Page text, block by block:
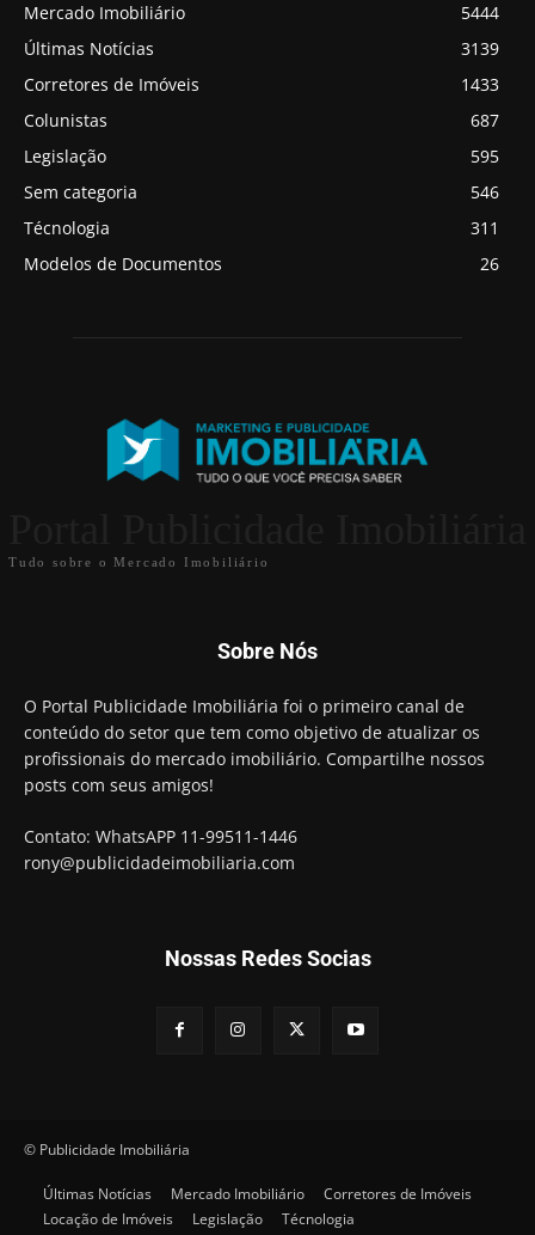
Mercado Imobiliário
5444
Últimas Notícias
3139
Corretores de Imóveis
1433
Colunistas
687
Legislação
595
Sem categoria
546
Técnologia
311
Modelos de Documentos
26
Tudo sobre o Mercado Imobiliário
Sobre Nós
O Portal Publicidade Imobiliária foi o primeiro canal de
conteúdo do setor que tem como objetivo de atualizar os
profissionais do mercado imobiliário. Compartilhe nossos
posts com seus amigos!
Contato: WhatsAPP 11-99511-1446
rony@publicidadeimobiliaria.com
Nossas Redes Socias
© Publicidade Imobiliária
Últimas Notícias Mercado Imobiliário
Corretores de Imóveis
Locação de Imóveis
Legislação Técnologia